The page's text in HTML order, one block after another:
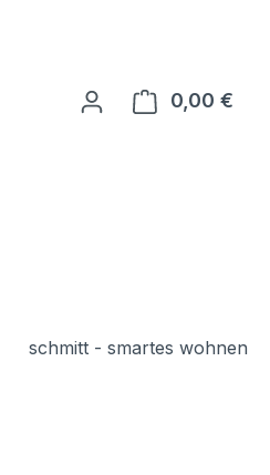
0,00 €
schmitt - smartes wohnen